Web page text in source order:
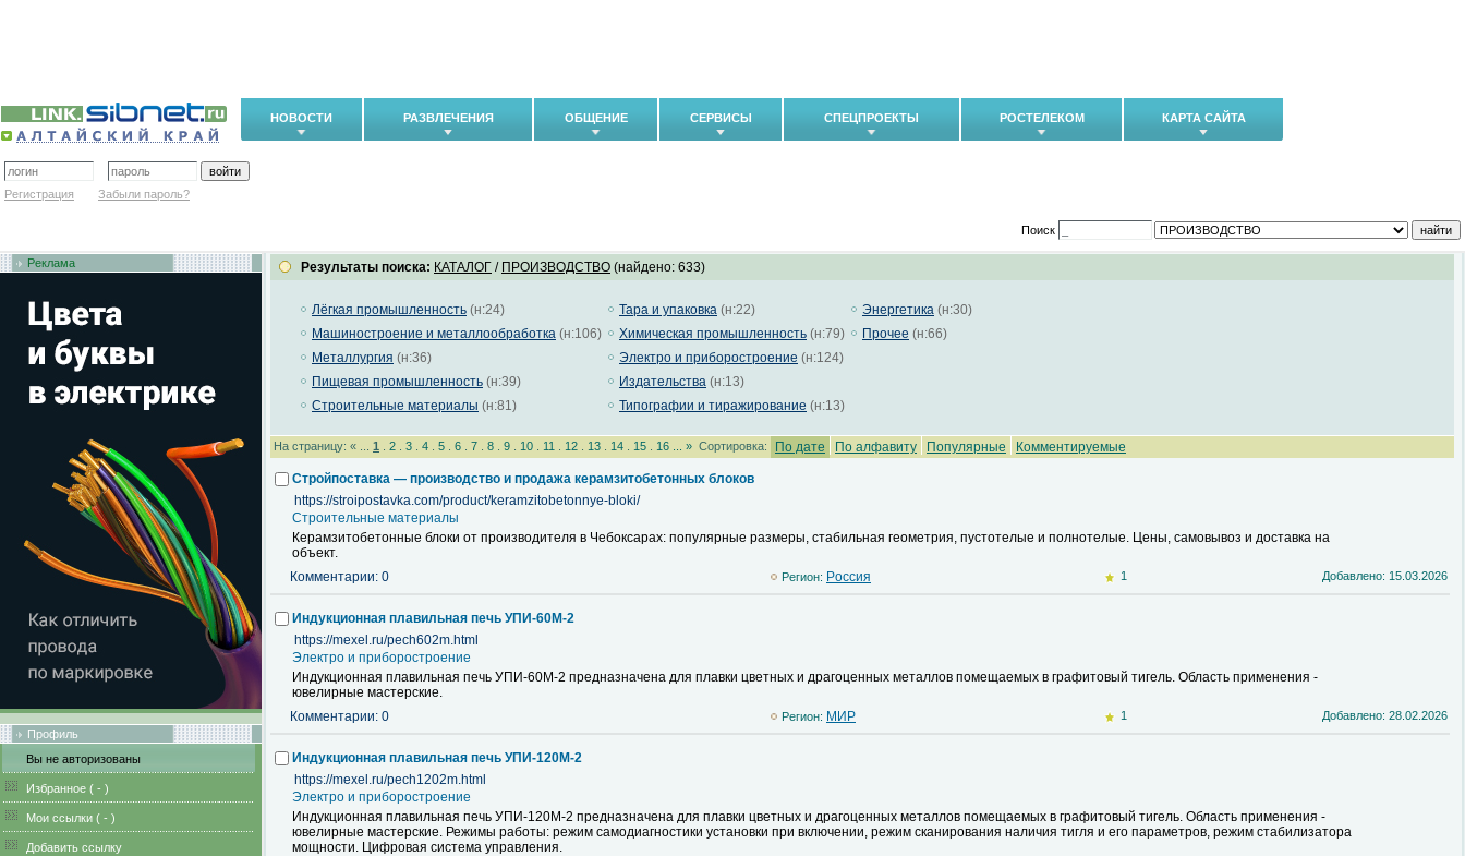
НОВОСТИ РАЗВЛЕЧЕНИЯ ОБЩЕНИЕ СЕРВИСЫ СПЕЦПРОЕКТЫ РОСТЕЛЕКОМ КАРТА САЙТА
Регистрация Забыли пароль?
Поиск
Реклама
Профиль
Вы не авторизованы
Избранное ( - )
Мои ссылки ( - )
Добавить ссылку
Результаты поиска: КАТАЛОГ / ПРОИЗВОДСТВО (найдено: 633)
Лёгкая промышленность (н:24)
Машиностроение и металлообработка (н:106)
Металлургия (н:36)
Пищевая промышленность (н:39)
Строительные материалы (н:81)
Тара и упаковка (н:22)
Химическая промышленность (н:79)
Электро и приборостроение (н:124)
Издательства (н:13)
Типографии и тиражирование (н:13)
Энергетика (н:30)
Прочее (н:66)
На страницу: « ... 1 2 3 4 5 6 7 8 9 10 11 12 13 14 15 16 » Сортировка: По дате По алфавиту Популярные Комментируемые
Стройпоставка — производство и продажа керамзитобетонных блоков
https://stroipostavka.com/product/keramzitobetonnye-bloki/
Строительные материалы
Керамзитобетонные блоки от производителя в Чебоксарах: популярные размеры, стабильная геометрия, пустотелые и полнотелые. Цены, самовывоз и доставка на
объект.
Комментарии: 0
Регион: Pоссия 1 Добавлено: 15.03.2026
Индукционная плавильная печь УПИ-60М-2
https://mexel.ru/pech602m.html
Электро и приборостроение
Индукционная плавильная печь УПИ-60М-2 предназначена для плавки цветных и драгоценных металлов помещаемых в графитовый тигель. Область применения -
ювелирные мастерские.
Комментарии: 0
Регион: MИР 1 Добавлено: 28.02.2026
Индукционная плавильная печь УПИ-120М-2
https://mexel.ru/pech1202m.html
Электро и приборостроение
Индукционная плавильная печь УПИ-120М-2 предназначена для плавки цветных и драгоценных металлов помещаемых в графитовый тигель. Область применения -
ювелирные мастерские. Режимы работы: режим самодиагностики установки при включении, режим сканирования наличия тигля и его параметров, режим стабилизатора
мощности. Цифровая система управления.